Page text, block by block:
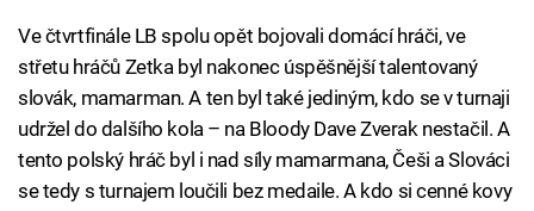
Ve čtvrtfinále LB spolu opět bojovali domácí hráči, ve
střetu hráčů Zetka byl nakonec úspěšnější talentovaný
slovák, mamarman. A ten byl také jediným, kdo se v turnaji
udržel do dalšího kola – na Bloody Dave Zverak nestačil. A
tento polský hráč byl i nad síly mamarmana, Češi a Slováci
se tedy s turnajem loučili bez medaile. A kdo si cenné kovy